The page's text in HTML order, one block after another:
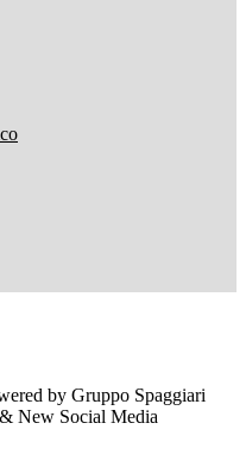
by Gruppo Spaggiari
New Social Media